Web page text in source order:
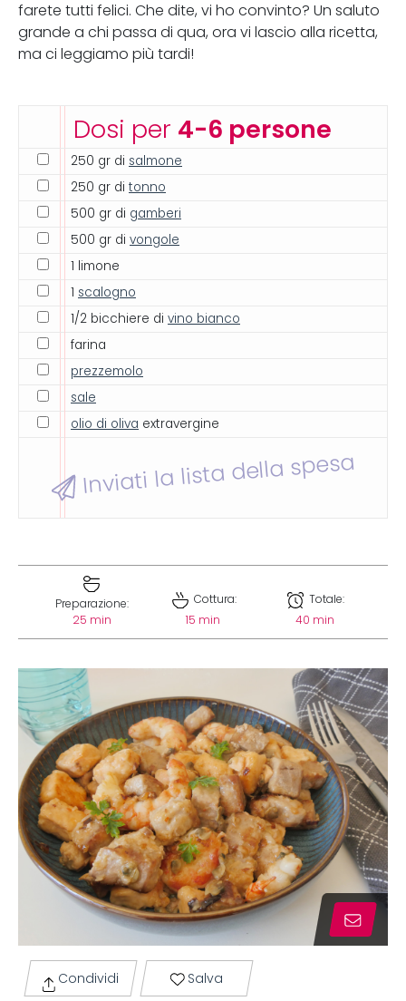
farete tutti felici. Che dite, vi ho convinto? Un saluto
grande a chi passa di qua, ora vi lascio alla ricetta,
ma ci leggiamo più tardi!
Dosi per 4-6 persone
250 gr di salmone
250 gr di tonno
500 gr di gamberi
500 gr di vongole
1 limone
1 scalogno
1/2 bicchiere di vino bianco
farina
prezzemolo
sale
olio di oliva extravergine
Inviati la lista della spesa
Preparazione:
25 min
Cottura:
15 min
Totale:
40 min
Condividi Salva